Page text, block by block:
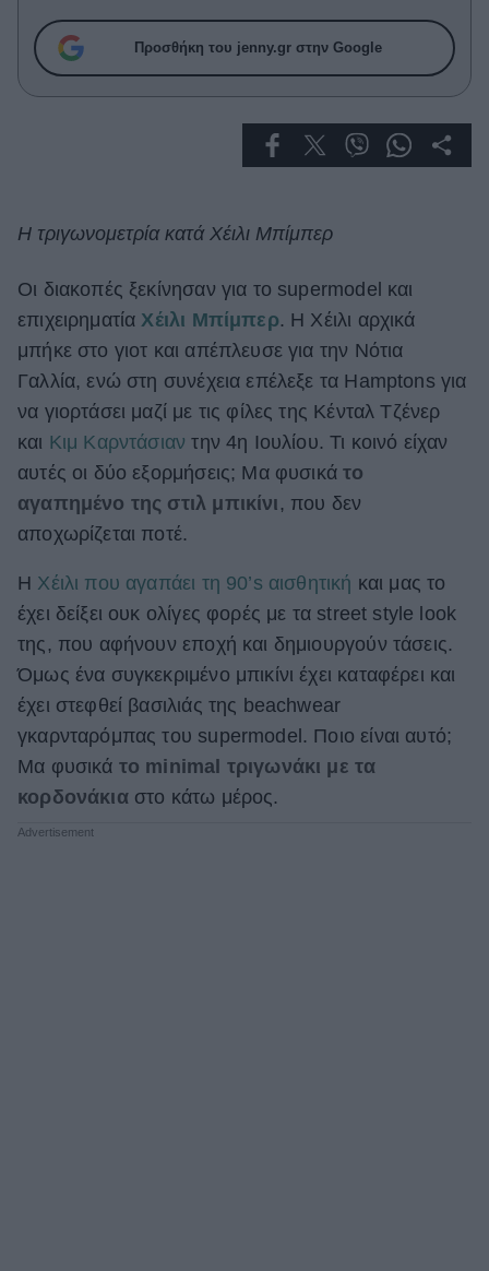
Success Stories
Ζώδια
Cooking
Αφιερώματα
ΒΟΞ
Χωρίς Ταμπέλες
Women's Forum
Hautes Grecians
Γάμος
Market News
Προσθήκη του jenny.gr στην Google
Η τριγωνομετρία κατά Χέιλι Μπίμπερ
Οι διακοπές ξεκίνησαν για το supermodel και
επιχειρηματία Χέιλι Μπίμπερ. Η Χέιλι αρχικά
μπήκε στο γιοτ και απέπλευσε για την Νότια
Γαλλία, ενώ στη συνέχεια επέλεξε τα Hamptons για
να γιορτάσει μαζί με τις φίλες της Κένταλ Τζένερ
και Κιμ Καρντάσιαν την 4η Ιουλίου. Τι κοινό είχαν
αυτές οι δύο εξορμήσεις; Μα φυσικάτο
αγαπημένο της στιλ μπικίνι , που δεν
αποχωρίζεται ποτέ.
Η Χέιλι που αγαπάει τη 90’s αισθητική και μας το
έχει δείξει ουκ ολίγες φορές με τα street style look
της, που αφήνουν εποχή και δημιουργούν τάσεις.
Όμως ένα συγκεκριμένο μπικίνι έχει καταφέρει και
έχει στεφθεί βασιλιάς της beachwear
γκαρνταρόμπας του supermodel. Ποιο είναι αυτό;
Μα φυσικά το minimal τριγωνάκι με τα
κορδονάκιαστο κάτω μέρος.